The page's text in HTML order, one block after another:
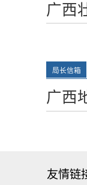
广西
局长信箱
广西
友情链